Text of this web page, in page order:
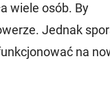
wiele osób. By
Jednak
na